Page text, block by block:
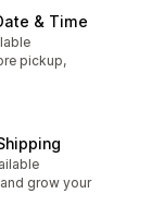
& Time
pickup,
grow your